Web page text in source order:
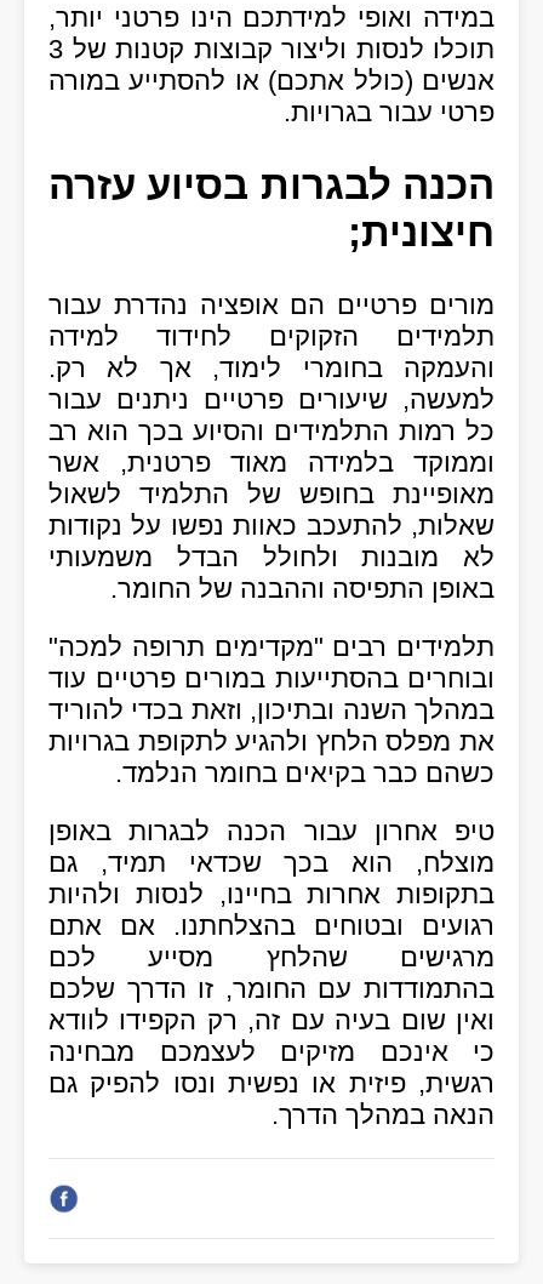
במידה ואופי למידתכם הינו פרטני יותר,
תוכלו לנסות וליצור קבוצות קטנות של 3
אנשים (כולל אתכם) או להסתייע במורה
פרטי עבור בגרויות.
הכנה לבגרות בסיוע עזרה
חיצונית;
מורים פרטיים הם אופציה נהדרת עבור
תלמידים הזקוקים לחידוד למידה
והעמקה בחומרי לימוד, אך לא רק.
למעשה, שיעורים פרטיים ניתנים עבור
כל רמות התלמידים והסיוע בכך הוא רב
וממוקד בלמידה מאוד פרטנית, אשר
מאופיינת בחופש של התלמיד לשאול
שאלות, להתעכב כאוות נפשו על נקודות
לא מובנות ולחולל הבדל משמעותי
באופן התפיסה וההבנה של החומר.
תלמידים רבים "מקדימים תרופה למכה"
ובוחרים בהסתייעות במורים פרטיים עוד
במהלך השנה ובתיכון, וזאת בכדי להוריד
את מפלס הלחץ ולהגיע לתקופת בגרויות
כשהם כבר בקיאים בחומר הנלמד.
טיפ אחרון עבור הכנה לבגרות באופן
מוצלח, הוא בכך שכדאי תמיד, גם
בתקופות אחרות בחיינו, לנסות ולהיות
רגועים ובטוחים בהצלחתנו. אם אתם
מרגישים שהלחץ מסייע לכם
בהתמודדות עם החומר, זו הדרך שלכם
ואין שום בעיה עם זה, רק הקפידו לוודא
כי אינכם מזיקים לעצמכם מבחינה
רגשית, פיזית או נפשית ונסו להפיק גם
הנאה במהלך הדרך.